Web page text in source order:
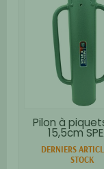
Pilon à
15,5cm
DERNIERS
STOCK